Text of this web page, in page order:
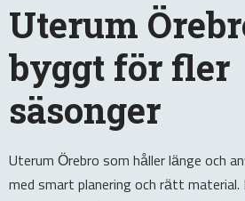
Uterum
byggt för fler
säsonger
Uterum Örebro som håller länge och
med smart planering och rätt material.